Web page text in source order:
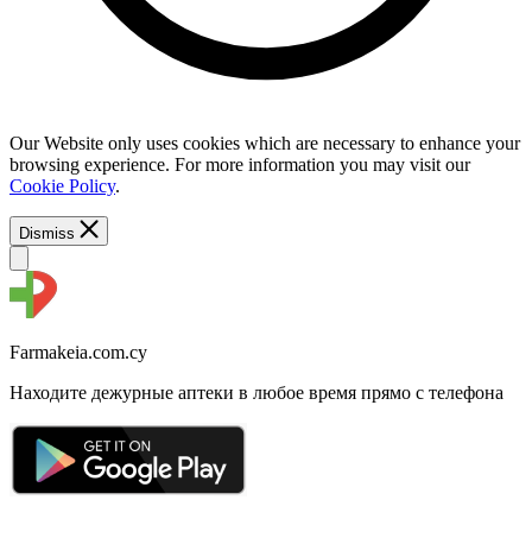
Our Website only uses cookies which are necessary to enhance your
browsing experience. For more information you may visit our
Cookie Policy.
Dismiss
Farmakeia.com.cy
Находите дежурные аптеки в любое время прямо с телефона